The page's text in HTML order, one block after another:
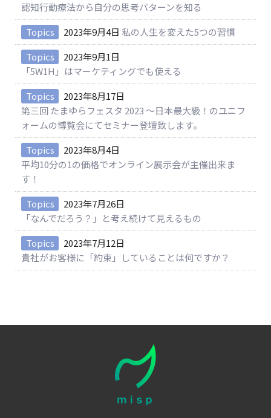
認知行動療法から自分の思考パターンを知る
Topics
2023年9月4日 私の人生を変えた5つの習慣
Topics
2023年9月1日
「5W1H」はマーケティングでも使える
Topics
2023年8月17日
第三回 たまゆらフェスタ 2023 ～日本最大級！のユニフ
ォームの博覧会にてセミナー登壇致します。
Topics
2023年8月4日
平均10分の1の価格でオンライン展示会が主催出来ま
す！
Topics
2023年7月26日
「なんでだろう？」と考え続けて見えるもの
Topics
2023年7月12日
貴社がお客様に「約束」していることは何ですか？